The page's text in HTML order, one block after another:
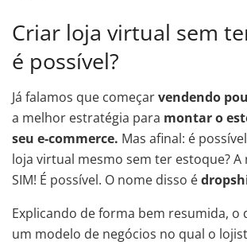
Criar loja virtual sem
é possível?
Já falamos que começarvendendo
a melhor estratégia para montar o
seu e-commerce. Mas afinal: é
loja virtual mesmo sem ter estoque?
SIM! É possível. O nome disso é
Explicando de forma bem resumida, o
um modelo de negócios no qual o